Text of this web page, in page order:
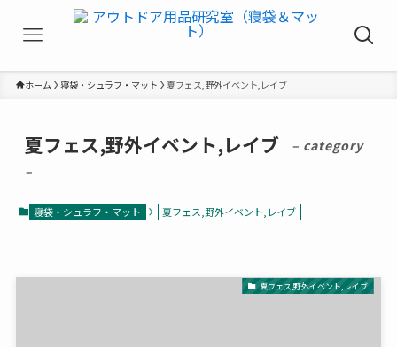
ホーム 寝袋・シュラフ・マット 夏フェス,野外イベント,レイブ
夏フェス,野外イベント,レイブ
– category
–
寝袋・シュラフ・マット 夏フェス,野外イベント,レイブ
夏フェス,野外イベント,レイブ